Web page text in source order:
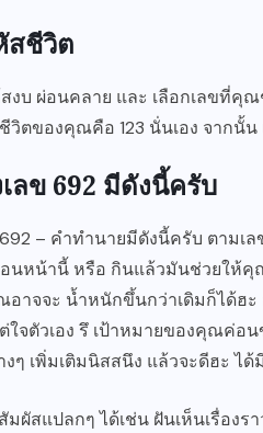
สชีวิต
บ ผ่อนคลาย และ เลือกเลขที่คุณ
วิตของคุณคือ 123 นั่นเอง จาก
ลข 692 มีดังนี้ครับ
692 – คำทำนายมีดังนี้ครับ ตามเ
นหน้านี้ หรือ กินแล้วมันช่วยให้คุ
อาจจะ น้ำหนักขึ้นกว่าเดิมก็ได้ฮ
ต่ใจตัวเอง รึ เป้าหมายของคุณ
ๆ เพิ่มเติมนิสสนึง แล้วจะดีฮะ ไ
ผัสแปลกๆ ได้เช่น ฝันเห็นเรื่องร